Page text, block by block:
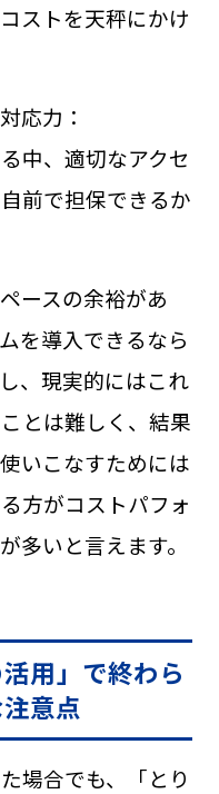
ストを天秤にかけ
応力：
中、適切なアクセ
前で担保できるか
ースの余裕があ
を導入できるなら
、現実的にはこれ
とは難しく、結果
いこなすためには
方がコストパフォ
多いと言えます。
用」で終わら
意点
場合でも、「とり